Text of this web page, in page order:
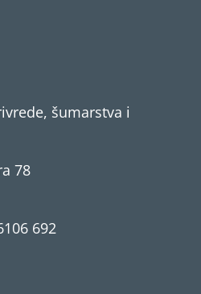
šumarstva i
78
692